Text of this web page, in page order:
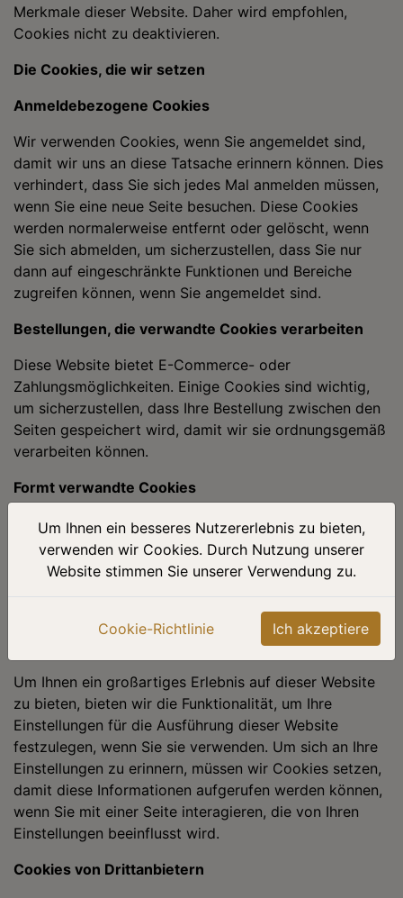
Merkmale dieser Website. Daher wird empfohlen,
Cookies nicht zu deaktivieren.
Die Cookies, die wir setzen
Anmeldebezogene Cookies
Wir verwenden Cookies, wenn Sie angemeldet sind,
damit wir uns an diese Tatsache erinnern können. Dies
verhindert, dass Sie sich jedes Mal anmelden müssen,
wenn Sie eine neue Seite besuchen. Diese Cookies
werden normalerweise entfernt oder gelöscht, wenn
Sie sich abmelden, um sicherzustellen, dass Sie nur
dann auf eingeschränkte Funktionen und Bereiche
zugreifen können, wenn Sie angemeldet sind.
Bestellungen, die verwandte Cookies verarbeiten
Diese Website bietet E-Commerce- oder
Zahlungsmöglichkeiten. Einige Cookies sind wichtig,
um sicherzustellen, dass Ihre Bestellung zwischen den
Seiten gespeichert wird, damit wir sie ordnungsgemäß
verarbeiten können.
Formt verwandte Cookies
Wenn Sie Daten über ein Formular an die Kontaktseiten
oder Kommentarformulare senden, werden
möglicherweise Cookies gesetzt, um Ihre
Um Ihnen ein großartiges Erlebnis auf dieser Website
zu bieten, bieten wir die Funktionalität, um Ihre
Einstellungen für die Ausführung dieser Website
festzulegen, wenn Sie sie verwenden. Um sich an Ihre
Einstellungen zu erinnern, müssen wir Cookies setzen,
damit diese Informationen aufgerufen werden können,
wenn Sie mit einer Seite interagieren, die von Ihren
Einstellungen beeinflusst wird.
Cookies von Drittanbietern
Um Ihnen ein besseres Nutzererlebnis zu bieten,
verwenden wir Cookies. Durch Nutzung unserer
Website stimmen Sie unserer Verwendung zu.
Cookie-Richtlinie Ich akzeptiere